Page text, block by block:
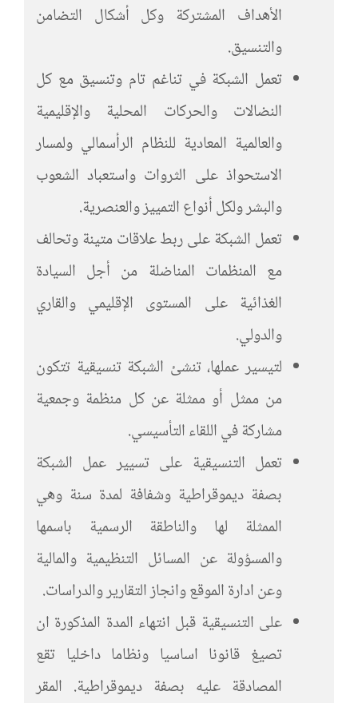
الأهداف المشتركة وكل أشكال التضامن
والتنسيق.
تعمل الشبكة في تناغم تام وتنسيق مع كل
النضالات والحركات المحلية والإقليمية
والعالمية المعادية للنظام الرأسمالي ولمسار
الاستحواذ على الثروات واستعباد الشعوب
والبشر ولكل أنواع التمييز والعنصرية.
تعمل الشبكة على ربط علاقات متينة وتحالف
مع المنظمات المناضلة من أجل السيادة
الغذائية على المستوى الإقليمي والقاري
والدولي.
لتيسير عملها، تنشئ الشبكة تنسيقية تتكون
من ممثل أو ممثلة عن كل منظمة وجمعية
مشاركة في اللقاء التأسيسي.
تعمل التنسيقية على تسيير عمل الشبكة
بصفة ديموقراطية وشفافة لمدة سنة وهي
الممثلة لها والناطقة الرسمية باسمها
والمسؤولة عن المسائل التنظيمية والمالية
وعن ادارة الموقع وانجاز التقارير والدراسات.
على التنسيقية قبل انتهاء المدة المذكورة ان
تصيغ قانونا اساسيا ونظاما داخليا تقع
المصادقة عليه بصفة ديموقراطية. المقر